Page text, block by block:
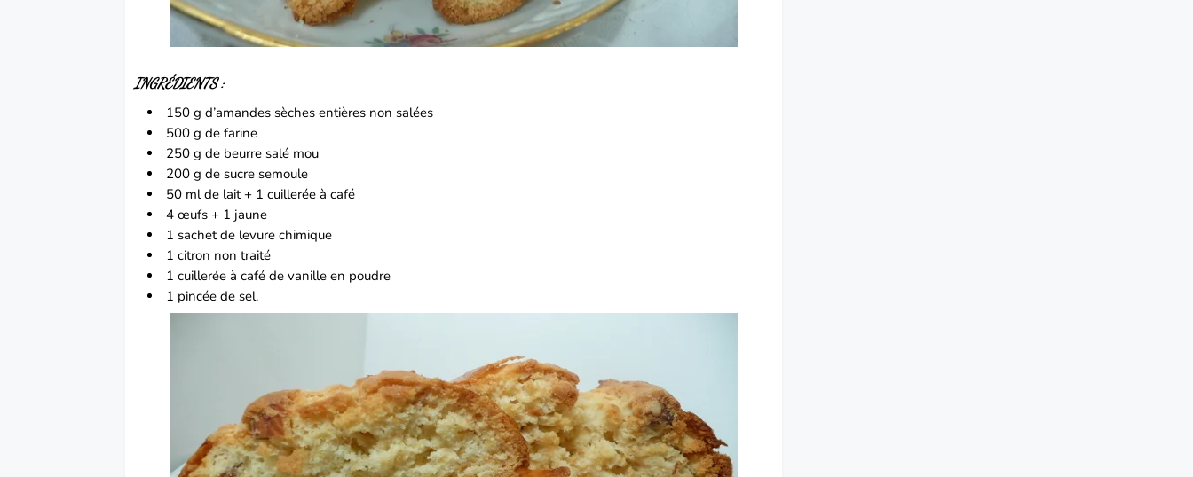
INGRÉDIENTS :
150 g d’amandes sèches entières non salées
500 g de farine
250 g de beurre salé mou
200 g de sucre semoule
50 ml de lait + 1 cuillerée à café
4œufs + 1 jaune
1 sachet de levure chimique
1citron non traité
1 cuillerée à café devanille en poudre
1 pincée de sel.